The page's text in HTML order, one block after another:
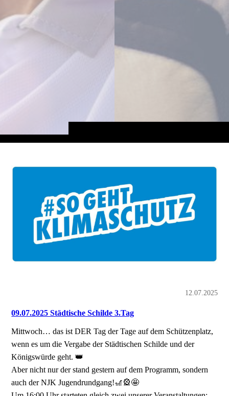
12.07.2025
09.07.2025 Städtische Schilde 3.Tag
Mittwoch… das ist DER Tag der Tage auf dem Schützenplatz,
wenn es um die Vergabe der Städtischen Schilde und der
Königswürde geht. 👑
Aber nicht nur der stand gestern auf dem Programm, sondern
auch der NJK Jugendrundgang!🎢🎡🤩